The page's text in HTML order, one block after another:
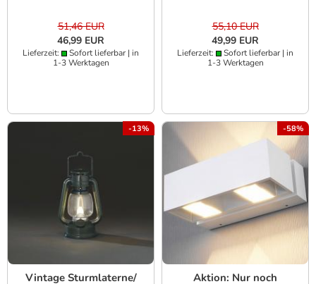
51,46 EUR
46,99 EUR
Lieferzeit:
Sofort lieferbar | in
1-3 Werktagen
55,10 EUR
49,99 EUR
Lieferzeit:
Sofort lieferbar | in
1-3 Werktagen
-13%
Vintage Sturmlaterne/
-58%
Aktion: Nur noch